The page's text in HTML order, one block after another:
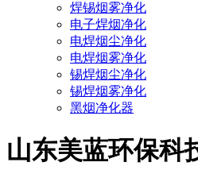
焊锡烟雾净化
电子焊烟净化
电焊烟尘净化
电焊烟雾净化
锡焊烟尘净化
锡焊烟雾净化
黑烟净化器
山东美蓝环保科